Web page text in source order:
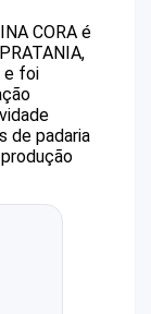
CORA é
e foi
de padaria